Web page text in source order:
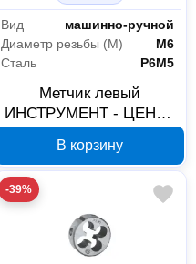
Вид
машинно-ручной
Диаметр резьбы (М)
М6
Сталь
P6M5
Метчик левый
ИНСТРУМЕНТ - ЦЕНТР
В корзину
-39%